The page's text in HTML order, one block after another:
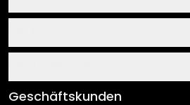
Über uns
Klebe- und Montageanleitungen
AGB
Geschäftskunden